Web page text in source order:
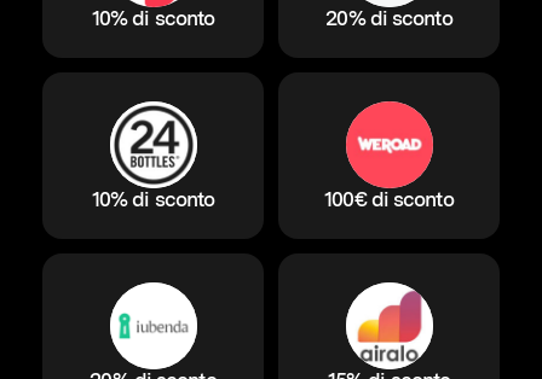
10% di sconto 20% di sconto
10% di sconto 100€ di sconto